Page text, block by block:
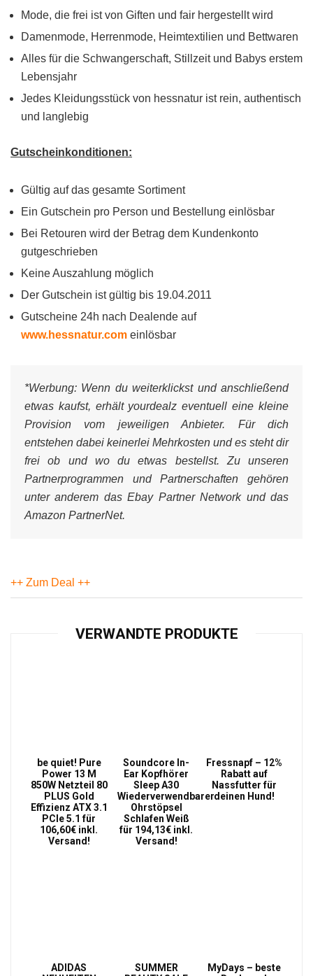
Mode, die frei ist von Giften und fair hergestellt wird
Damenmode, Herrenmode, Heimtextilien und Bettwaren
Alles für die Schwangerschaft, Stillzeit und Babys erstem
Lebensjahr
Jedes Kleidungsstück von hessnatur ist rein, authentisch
und langlebig
Gutscheinkonditionen:
Gültig auf das gesamte Sortiment
Ein Gutschein pro Person und Bestellung einlösbar
Bei Retouren wird der Betrag dem Kundenkonto
gutgeschrieben
Keine Auszahlung möglich
Der Gutschein ist gültig bis 19.04.2011
Gutscheine 24h nach Dealende auf
www.hessnatur.com einlösbar
*Werbung: Wenn du weiterklickst und anschließend
etwas kaufst, erhält yourdealz eventuell eine kleine
Provision vom jeweiligen Anbieter. Für dich
entstehen dabei keinerlei Mehrkosten und es steht dir
frei ob und wo du etwas bestellst. Zu unseren
Partnerprogrammen und Partnerschaften gehören
unter anderem das Ebay Partner Network und das
Amazon PartnerNet.
++ Zum Deal ++
VERWANDTE PRODUKTE
be quiet! Pure
Power 13 M
850W Netzteil 80
PLUS Gold
Effizienz ATX 3.1
PCIe 5.1 für
106,60€ inkl.
Versand!
Soundcore In-
Ear Kopfhörer
Sleep A30
Wiederverwendbarer
Ohrstöpsel
Schlafen Weiß
für 194,13€ inkl.
Versand!
Fressnapf – 12%
Rabatt auf
Nassfutter für
deinen Hund!
ADIDAS
SUMMER
MyDays – beste